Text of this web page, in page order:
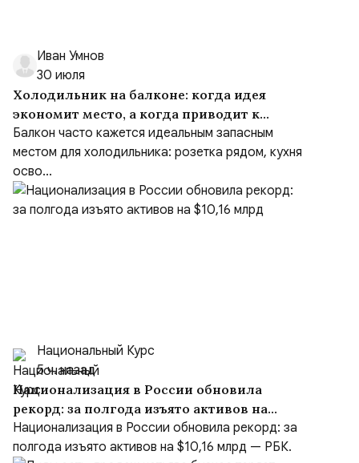
Иван Умнов
30 июля
Холодильник на балконе: когда идея
экономит место, а когда приводит к
ремонту
Балкон часто кажется идеальным запасным
местом для холодильника: розетка рядом, кухня
осво...
Национальный Курс
5 ч. назад
Национализация в России обновила
рекорд: за полгода изъято активов на
$10,16 млрд
Национализация в России обновила рекорд: за
полгода изъято активов на $10,16 млрд — РБК.